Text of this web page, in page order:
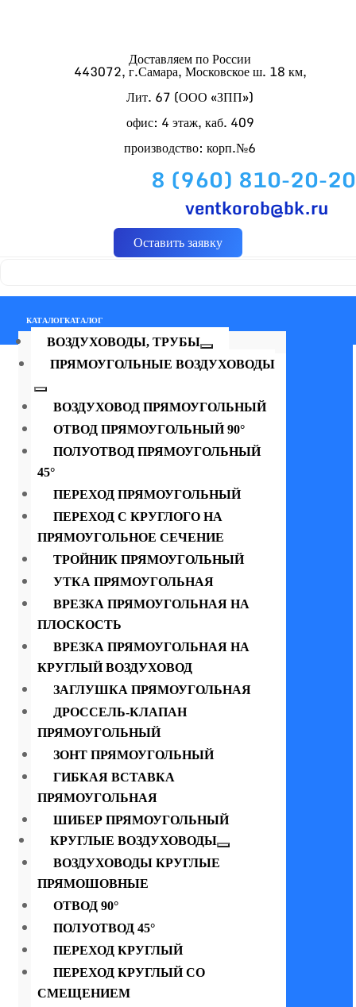
Доставляем по России
443072, г.Самара, Московское ш. 18 км,
Лит. 67 (ООО «ЗПП»)
офис: 4 этаж, каб. 409
производство: корп.№6
8 (960) 810-20-20
ventkorob@bk.ru
Оставить заявку
КАТАЛОГКАТАЛОГ
ВОЗДУХОВОДЫ, ТРУБЫ
ПРЯМОУГОЛЬНЫЕ ВОЗДУХОВОДЫ
ВОЗДУХОВОД ПРЯМОУГОЛЬНЫЙ
ОТВОД ПРЯМОУГОЛЬНЫЙ 90°
ПОЛУОТВОД ПРЯМОУГОЛЬНЫЙ
45°
ПЕРЕХОД ПРЯМОУГОЛЬНЫЙ
ПЕРЕХОД С КРУГЛОГО НА
ПРЯМОУГОЛЬНОЕ СЕЧЕНИЕ
ТРОЙНИК ПРЯМОУГОЛЬНЫЙ
УТКА ПРЯМОУГОЛЬНАЯ
ВРЕЗКА ПРЯМОУГОЛЬНАЯ НА
ПЛОСКОСТЬ
ВРЕЗКА ПРЯМОУГОЛЬНАЯ НА
КРУГЛЫЙ ВОЗДУХОВОД
ЗАГЛУШКА ПРЯМОУГОЛЬНАЯ
ДРОССЕЛЬ-КЛАПАН
ПРЯМОУГОЛЬНЫЙ
ЗОНТ ПРЯМОУГОЛЬНЫЙ
ГИБКАЯ ВСТАВКА
ПРЯМОУГОЛЬНАЯ
ШИБЕР ПРЯМОУГОЛЬНЫЙ
КРУГЛЫЕ ВОЗДУХОВОДЫ
ВОЗДУХОВОДЫ КРУГЛЫЕ
ПРЯМОШОВНЫЕ
ОТВОД 90°
ПОЛУОТВОД 45°
ПЕРЕХОД КРУГЛЫЙ
ПЕРЕХОД КРУГЛЫЙ СО
СМЕЩЕНИЕМ